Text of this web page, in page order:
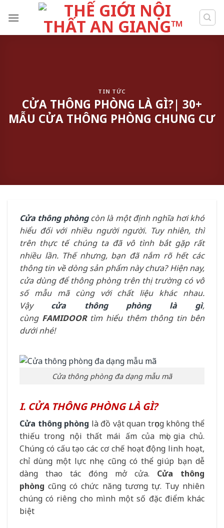
TIN TỨC
CỬA THÔNG PHÒNG LÀ GÌ?| 30+
MẪU CỬA THÔNG PHÒNG CHUNG CƯ
Cửa thông phòngcòn là một định nghĩa hơi khó
hiểu đối với nhiều người người. Tuy nhiên, thì
trên thực tế chúng ta đã vô tình bắt gặp rất
nhiều lần. Thế nhưng, bạn đã nắm rõ hết các
thông tin về dòng sản phẩm này chưa? Hiện nay,
cửa dùng để thông phòng trên thị trường có vô
số mẫu mã cùng với chất liệu khác nhau.
Vậy cửa thông phòng là gì,
cùng FAMIDOORtìm hiểu thêm thông tin bên
dưới nhé!
Cửa thông phòng đa dạng mẫu mã
I. CỬA THÔNG PHÒNG LÀ GÌ?
Cửa thông phòng là đồ vật quan trọng không thể
thiếu trong nội thất mái ấm của mọi gia chủ.
Chúng có cấu tạo các cơ chế hoạt động linh hoạt,
chỉ dùng một lực nhẹ cũng có thể giúp bạn dễ
dàng thao tác đóng mở cửa. Cửa thông
phòng cũng có chức năng tương tự. Tuy nhiên
chúng có riêng cho mình một số đặc điểm khác
biệt